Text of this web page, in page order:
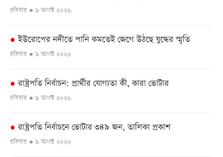
রবিবার ● ৯ আগস্ট ২০২৬
● ইউরোপের নদীতে পানি কমতেই জেগে উঠছে যুদ্ধের স্মৃতি
রবিবার ● ৯ আগস্ট ২০২৬
● রাষ্ট্রপতি নির্বাচন: প্রার্থীর যোগ্যতা কী, কারা ভোটার
রবিবার ● ৯ আগস্ট ২০২৬
● রাষ্ট্রপতি নির্বাচনে ভোটার ৩৪৯ জন, তালিকা প্রকাশ
রবিবার ● ৯ আগস্ট ২০২৬